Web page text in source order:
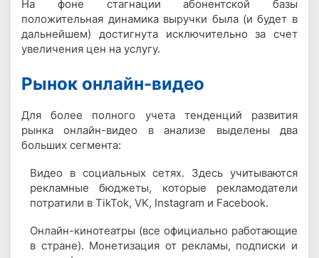
На фоне стагнации абонентской базы
положительная динамика выручки была (и будет в
дальнейшем) достигнута исключительно за счет
увеличения цен на услугу.
Рынок онлайн-видео
Для более полного учета тенденций развития
рынка онлайн-видео в анализе выделены два
больших сегмента:
Видео в социальных сетях. Здесь учитываются
рекламные бюджеты, которые рекламодатели
потратили в TikTok, VK, Instagram и Facebook.
Онлайн-кинотеатры (все официально работающие
в стране). Монетизация от рекламы, подписки и